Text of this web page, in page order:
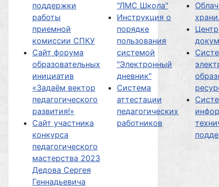
поддержки
работы
приемной
комиссии СПКУ
Сайт форума
образовательных
инициатив
«Задаём вектор
педагогического
развития!»
Сайт участника
конкурса
педагогического
мастерства 2023
Дедова Сергея
Геннадьевича
"ЛМС Школа"
Инструкция о
порядке
пользования
системой
"Электронный
дневник"
Система
аттестации
педагогических
работников
Центр